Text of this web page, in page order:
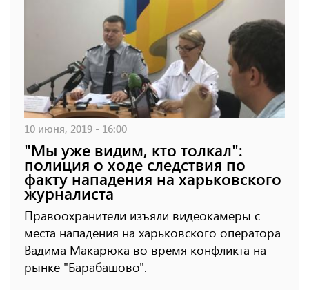
10 июня, 2019 - 16:00
"Мы уже видим, кто толкал":
полиция о ходе следствия по
факту нападения на харьковского
журналиста
Правоохранители изъяли видеокамеры с
места нападения на харьковского оператора
Вадима Макарюка во время конфликта на
рынке "Барабашово".